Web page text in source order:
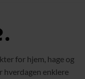
for hjem, hage og
enklere